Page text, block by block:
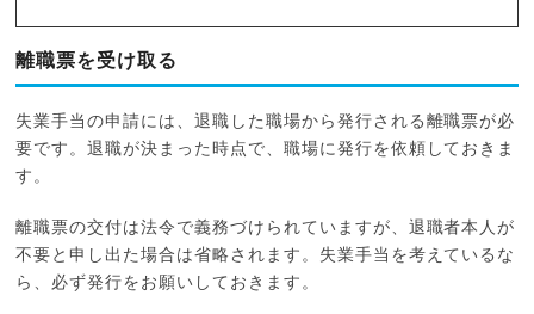
離職票を受け取る
失業手当の申請には、退職した職場から発行される離職票が必
要です。退職が決まった時点で、職場に発行を依頼しておきま
す。
離職票の交付は法令で義務づけられていますが、退職者本人が
不要と申し出た場合は省略されます。失業手当を考えているな
ら、必ず発行をお願いしておきます。